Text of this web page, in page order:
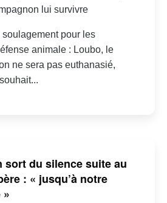
lui survivre
soulagement pour les
animale : Loubo, le
ne sera pas euthanasié,
sort du silence suite au
: « jusqu’à notre